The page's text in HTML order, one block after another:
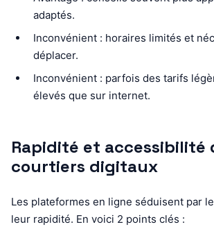
adaptés.
Inconvénient : horaires limités et
déplacer.
Inconvénient : parfois des tarifs
élevés que sur internet.
Rapidité et accessibilité
courtiers digitaux
Les plateformes en ligne séduisent par
leur rapidité. En voici 2 points clés :